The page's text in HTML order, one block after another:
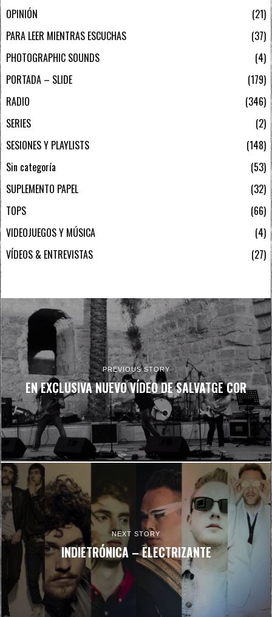
OPINIÓN
21
PARA LEER MIENTRAS ESCUCHAS
37
PHOTOGRAPHIC SOUNDS
4
PORTADA – SLIDE
179
RADIO
346
SERIES
2
SESIONES Y PLAYLISTS
148
Sin categoría
53
SUPLEMENTO PAPEL
32
TOPS
66
VIDEOJUEGOS Y MÚSICA
4
VÍDEOS & ENTREVISTAS
27
PREVIOUS STORY
EN EXCLUSIVA NUEVO VÍDEO DE SALVATGE COR
NEXT STORY
INDIETRÓNICA – ELECTRIZANTE